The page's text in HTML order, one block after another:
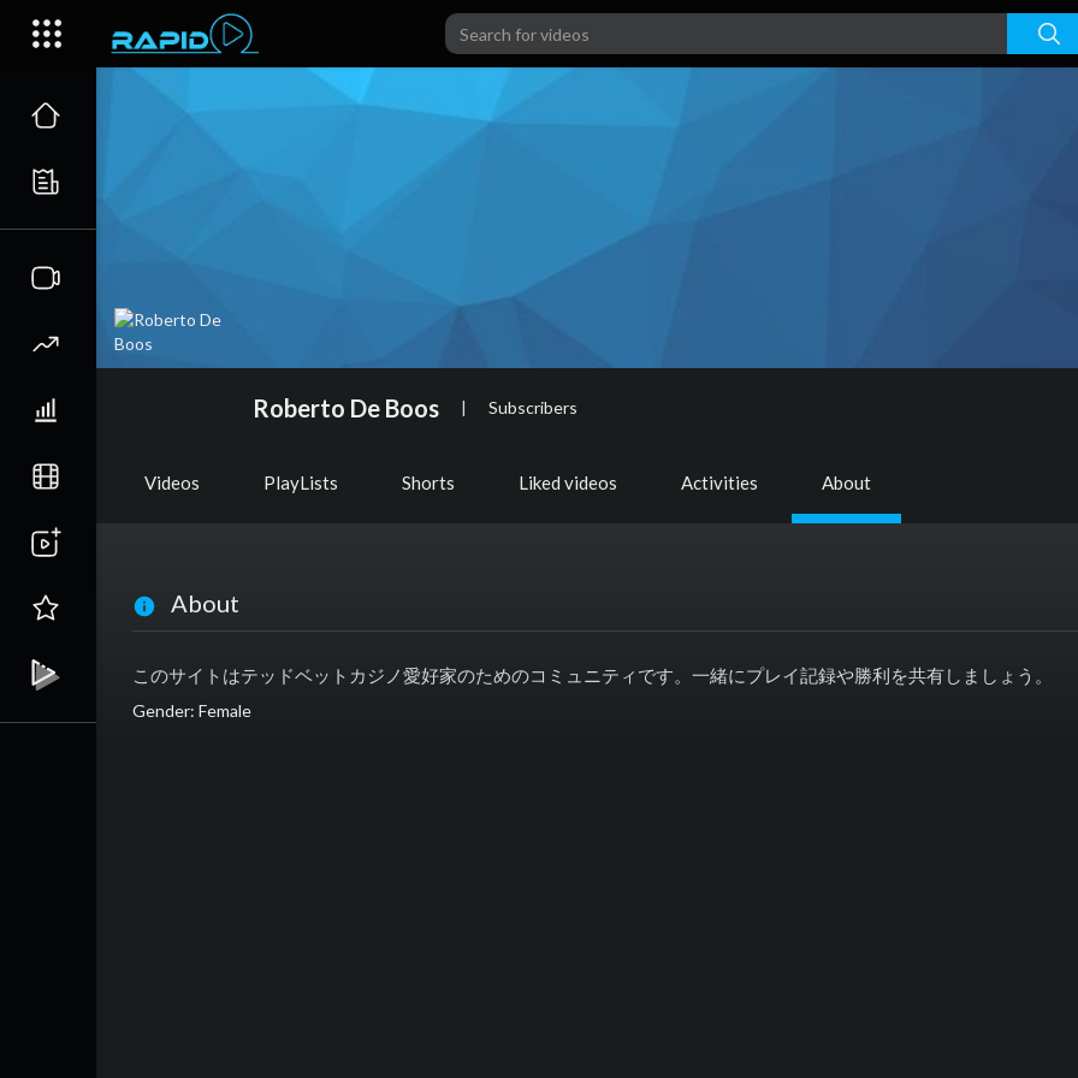
Roberto De Boos | Subscribers
Videos PlayLists Shorts Liked videos Activities About
About
このサイトはテッドベットカジノ愛好家のためのコミュニティです。一緒にプレイ記録や勝利を共有しましょう。
Gender: Female